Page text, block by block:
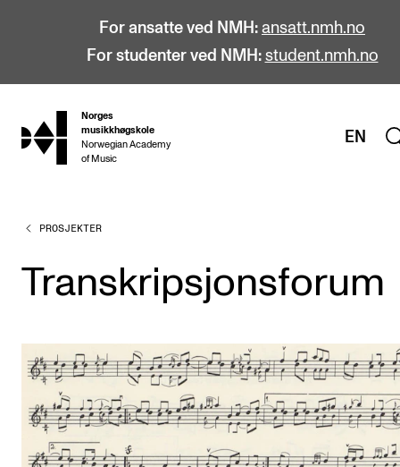
For ansatte ved NMH: ansatt.nmh.no
For studenter ved NMH: student.nmh.no
hjem
Norges
musikkhøgskole
Norwegian Academy
of Music
EN
STUDIER
Alle studier
Bachelor
Doktorgrad
Årsstudium og videreutdanning
Etterutdanning og kurs
Talentutvikling
PROSJEKTER
Transkripsjonsforum